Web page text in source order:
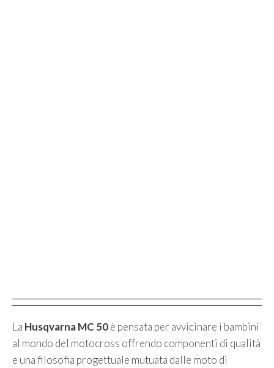
La Husqvarna MC 50è pensata per avvicinare i bambini
al mondo del motocross offrendo componenti di qualità
e una filosofia progettuale mutuata dalle moto di